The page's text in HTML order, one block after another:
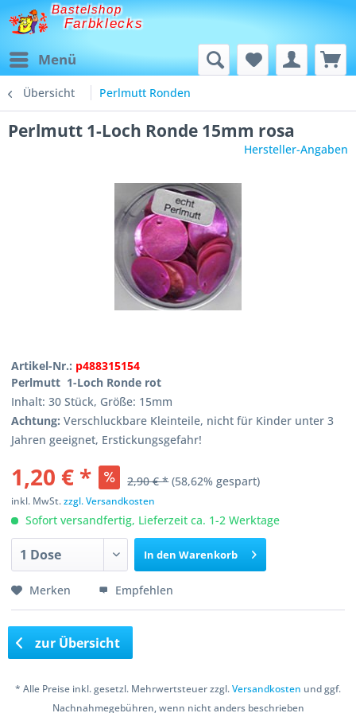
Bastelshop
Farbklecks
Menü
Übersicht Perlmutt Ronden
Perlmutt 1-Loch Ronde 15mm rosa
Hersteller-Angaben
Artikel-Nr.: p488315154
Perlmutt 1-Loch Ronde rot
Inhalt: 30 Stück, Größe: 15mm
Achtung: Verschluckbare Kleinteile, nicht für Kinder unter 3
Jahren geeignet, Erstickungsgefahr!
1,20 € * 2,90 € * (58,62% gespart)
inkl. MwSt.zzgl. Versandkosten
Sofort versandfertig, Lieferzeit ca. 1-2 Werktage
In den Warenkorb
Merken Empfehlen
zur Übersicht
* Alle Preise inkl. gesetzl. Mehrwertsteuer zzgl.Versandkosten und ggf.
Nachnahmegebühren, wenn nicht anders beschrieben